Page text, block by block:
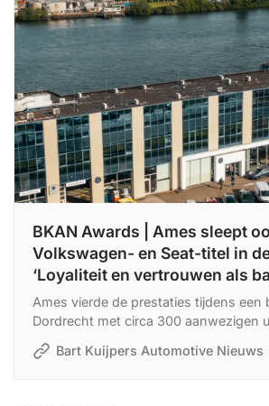
BKAN Awards | Ames sleept
Volkswagen- en Seat-titel in
‘Loyaliteit en vertrouwen als
Ames vierde de prestaties tijdens een
Dordrecht met circa 300 aanwezigen
bedrijf en van importeur Pon.
Bart Kuijpers Automotive Nieuws